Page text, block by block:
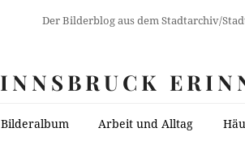
Der Bilderblog aus dem Stadtarchiv/
INNSBRUCK
Bilderalbum Arbeit und Alltag